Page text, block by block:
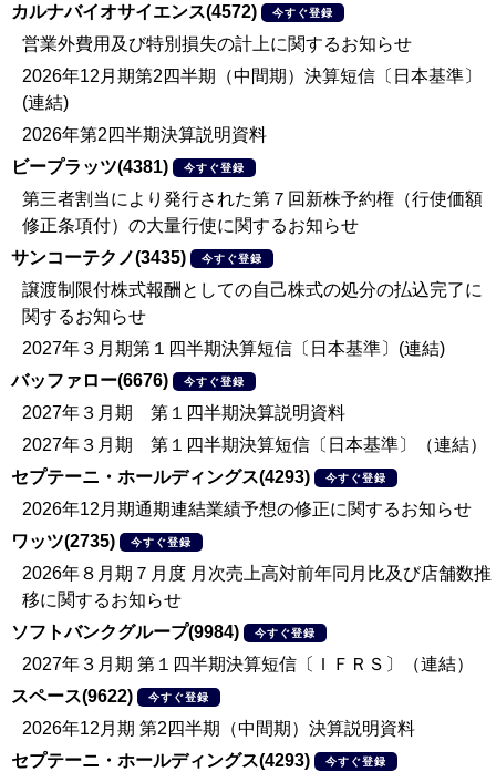
カルナバイオサイエンス(4572)
今すぐ登録
営業外費用及び特別損失の計上に関するお知らせ
2026年12月期第2四半期（中間期）決算短信〔日本基準〕
(連結)
2026年第2四半期決算説明資料
ビープラッツ(4381)
今すぐ登録
第三者割当により発行された第７回新株予約権（行使価額
修正条項付）の大量行使に関するお知らせ
サンコーテクノ(3435)
今すぐ登録
譲渡制限付株式報酬としての自己株式の処分の払込完了に
関するお知らせ
2027年３月期第１四半期決算短信〔日本基準〕(連結)
バッファロー(6676)
今すぐ登録
2027年３月期 第１四半期決算説明資料
2027年３月期 第１四半期決算短信〔日本基準〕（連結）
セプテーニ・ホールディングス(4293)
今すぐ登録
2026年12月期通期連結業績予想の修正に関するお知らせ
ワッツ(2735)
今すぐ登録
2026年８月期７月度 月次売上高対前年同月比及び店舗数推
移に関するお知らせ
ソフトバンクグループ(9984)
今すぐ登録
2027年３月期 第１四半期決算短信〔ＩＦＲＳ〕（連結）
スペース(9622)
今すぐ登録
2026年12月期 第2四半期（中間期）決算説明資料
セプテーニ・ホールディングス(4293)
今すぐ登録